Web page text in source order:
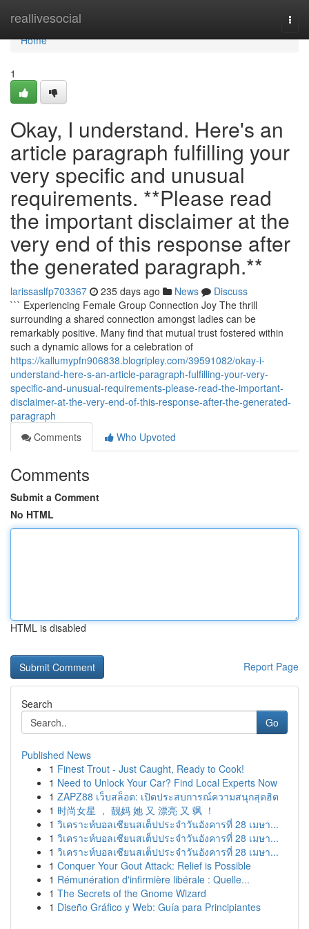
reallivesocial
Home
Home
1
Okay, I understand. Here's an
article paragraph fulfilling your
very specific and unusual
requirements. **Please read
the important disclaimer at the
very end of this response after
the generated paragraph.**
larissaslfp703367 235 days ago News
Discuss
``` Experiencing Female Group Connection Joy The thrill
surrounding a shared connection amongst ladies can be
remarkably positive. Many find that mutual trust fostered within
such a dynamic allows for a celebration of
https://kallumypfn906838.blogripley.com/39591082/okay-i-
understand-here-s-an-article-paragraph-fulfilling-your-very-
specific-and-unusual-requirements-please-read-the-important-
disclaimer-at-the-very-end-of-this-response-after-the-generated-
paragraph
Comments
Who Upvoted
Comments
Submit a Comment
No HTML
HTML is disabled
Report Page
Search
Go
Published News
1 Finest Trout - Just Caught, Ready to Cook!
1 Need to Unlock Your Car? Find Local Experts Now
1 ZAPZ88 เว็บสล็อต: เปิดประสบการณ์ความสนุกสุดฮิต
1 时尚女星 ， 靓妈 她 又 漂亮 又 飒 ！
1 วิเคราะห์บอลเซียนสเต็ปประจำวันอังคารที่ 28 เมษา...
1 วิเคราะห์บอลเซียนสเต็ปประจำวันอังคารที่ 28 เมษา...
1 วิเคราะห์บอลเซียนสเต็ปประจำวันอังคารที่ 28 เมษา...
1 Conquer Your Gout Attack: Relief is Possible
1 Rémunération d'infirmière libérale : Quelle...
1 The Secrets of the Gnome Wizard
1 Diseño Gráfico y Web: Guía para Principiantes